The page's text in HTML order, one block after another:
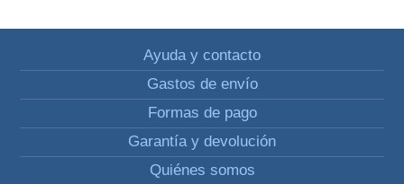
Ayuda y contacto
Gastos de envío
Formas de pago
Garantía y devolución
Quiénes somos